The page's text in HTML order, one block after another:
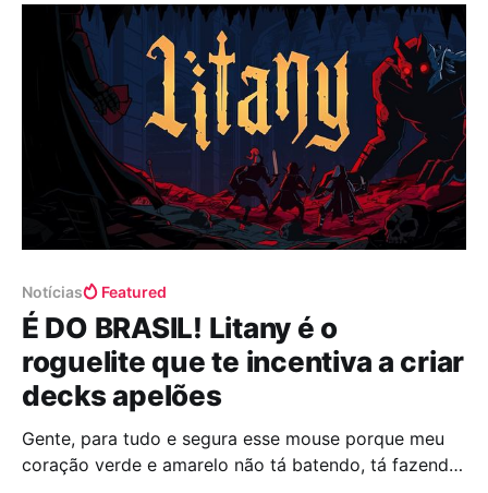
Aqui você entra na pele de um detetive contratado
pelo próprio Brás
Notícias Featured
É DO BRASIL! Litany é o
roguelite que te incentiva a criar
decks apelões
Gente, para tudo e segura esse mouse porque meu
coração verde e amarelo não tá batendo, tá fazendo